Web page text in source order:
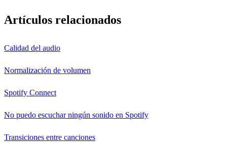
Artículos relacionados
Calidad del audio
Normalización de volumen
Spotify Connect
No puedo escuchar ningún sonido en Spotify
Transiciones entre canciones